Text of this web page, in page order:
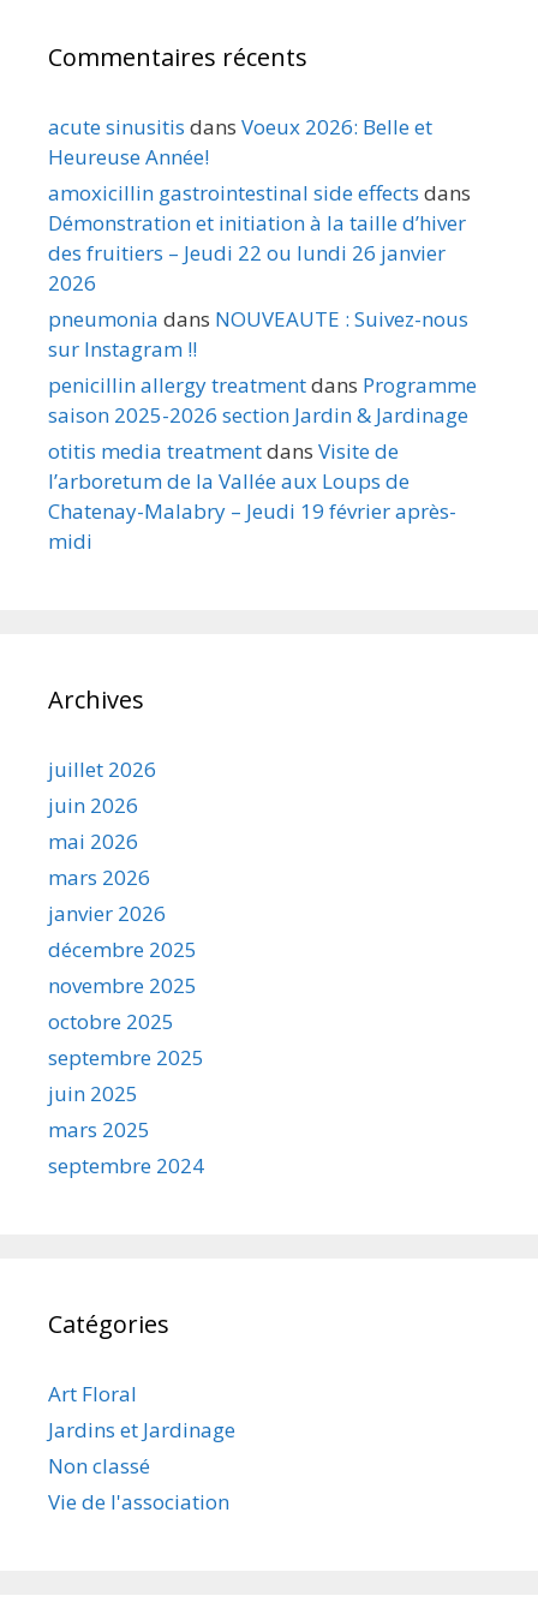
Commentaires récents
acute sinusitis dans Voeux 2026: Belle et
Heureuse Année!
amoxicillin gastrointestinal side effects dans
Démonstration et initiation à la taille d’hiver
des fruitiers – Jeudi 22 ou lundi 26 janvier
2026
pneumonia dans NOUVEAUTE : Suivez-nous
sur Instagram !!
penicillin allergy treatmentdans Programme
saison 2025-2026 section Jardin & Jardinage
otitis media treatmentdans Visite de
l’arboretum de la Vallée aux Loups de
Chatenay-Malabry – Jeudi 19 février après-
midi
Archives
juillet 2026
juin 2026
mai 2026
mars 2026
janvier 2026
décembre 2025
novembre 2025
octobre 2025
septembre 2025
juin 2025
mars 2025
septembre 2024
Catégories
Art Floral
Jardins et Jardinage
Non classé
Vie de l'association